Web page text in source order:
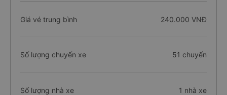
Giá vé trung bình 240.000 VNĐ
Số lượng chuyến xe 51 chuyến
Số lượng nhà xe 1 nhà xe